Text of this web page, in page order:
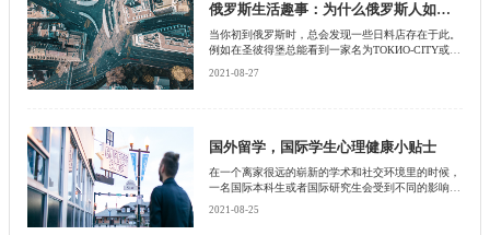
俄罗斯生活趣事：为什么俄罗斯人如此喜欢吃寿司？
当你初到俄罗斯时，总会发现一些日料店存在于此。
例如在圣彼得堡总能看到一家名为ТОКИО-CITY或是
呗，但是俄罗斯人有这么喜欢寿司吗？如果你在这里
2021-08-27
国外留学，国际学生心理健康小贴士
在一个离家很远的崭新的学术和社交环境里的时候，
一名国际本科生或者国际研究生会受到不同的影响。
2021-08-25